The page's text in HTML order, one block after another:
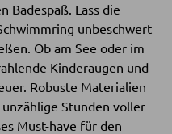
Badespaß. Lass die
unbeschwert
Ob am See oder im
Kinderaugen und
Robuste Materialien
Stunden voller
Must-have für den